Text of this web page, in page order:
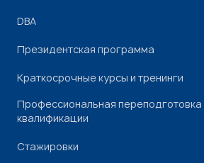
DBA
Президентская программа
Краткосрочные курсы и тренинги
Профессиональная
квалификации
Стажировки